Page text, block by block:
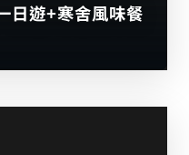
日遊+寒舍風味餐